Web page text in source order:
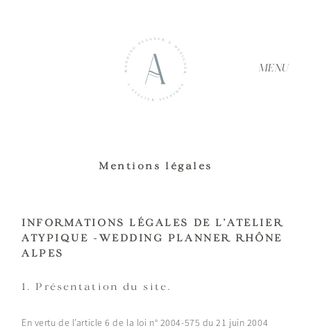
MENU
Mentions légales
INFORMATIONS LÉGALES DE L’ATELIER
ATYPIQUE -WEDDING PLANNER RHÔNE
ALPES
1. Présentation du site.
En vertu de l’article 6 de la loi n° 2004-575 du 21 juin 2004
À PROPOS
SERVICES